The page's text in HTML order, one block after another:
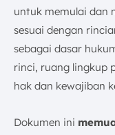
untuk memulai dan
sesuai dengan
sebagai dasar
rinci, ruang lingkup
hak dan kewajiban
Dokumen ini